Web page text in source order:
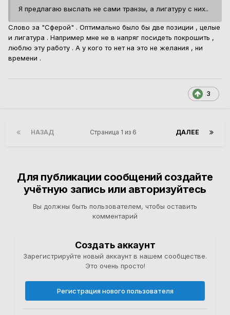
Я предлагаю выслать не сами транзы, а лигатуру с них..
Слово за "Сферой" . Оптимально было бы две позиции , целые
и лигатура . Например мне не в напряг посидеть покрошить ,
люблю эту работу . А у кого то нет на это не желания , ни
времени .
3
НАЗАД ДАЛЕЕ
Страница 1 из 6
Для публикации сообщений создайте
учётную запись или авторизуйтесь
Вы должны быть пользователем, чтобы оставить
комментарий
Создать аккаунт
Зарегистрируйте новый аккаунт в нашем сообществе.
Это очень просто!
Регистрация нового пользователя